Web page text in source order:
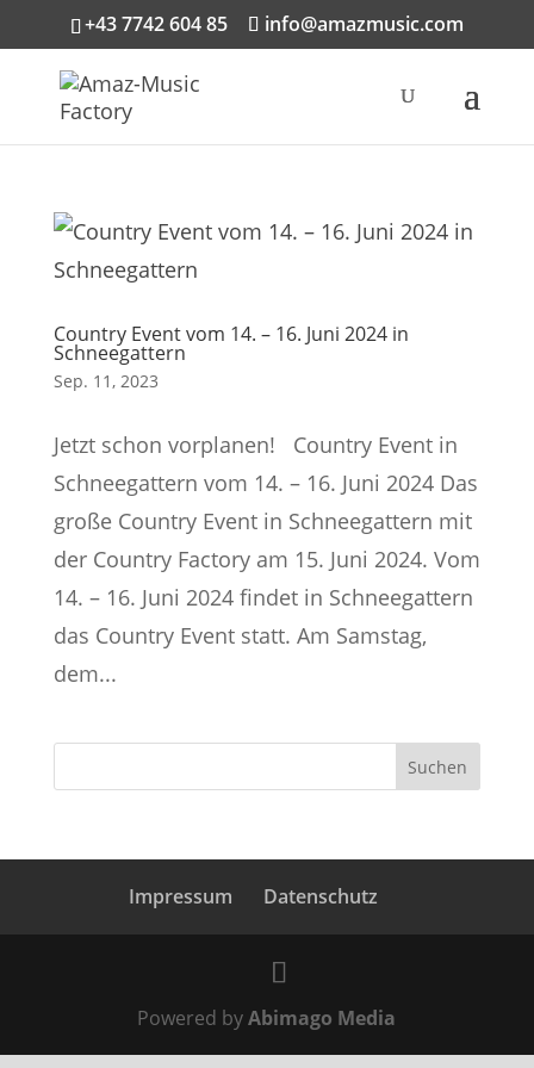
+43 7742 604 85 info@amazmusic.com
Country Event vom 14. – 16. Juni 2024 in
Schneegattern
Sep. 11, 2023
Jetzt schon vorplanen! Country Event in
Schneegattern vom 14. – 16. Juni 2024 Das
große Country Event in Schneegattern mit
der Country Factory am 15. Juni 2024. Vom
14. – 16. Juni 2024 findet in Schneegattern
das Country Event statt. Am Samstag,
dem...
Impressum Datenschutz
Powered byAbimago Media